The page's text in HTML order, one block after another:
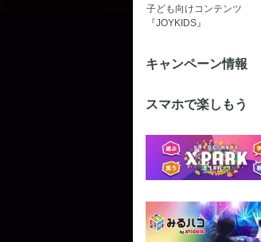
子ども向けコンテンツ
『JOYKIDS』
キャンペーン情報
スマホで楽しもう